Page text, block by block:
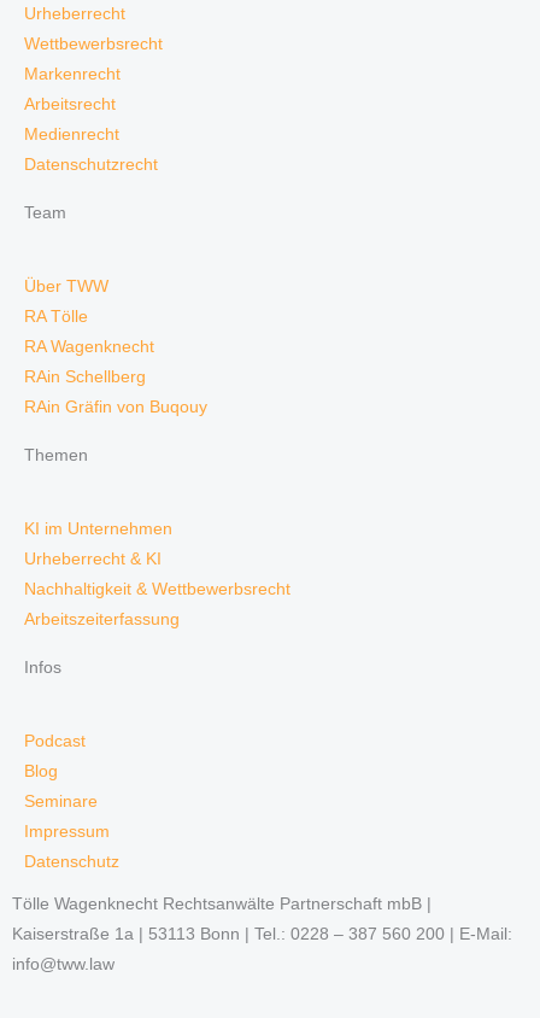
Urheberrecht
Wettbewerbsrecht
Markenrecht
Arbeitsrecht
Medienrecht
Datenschutzrecht
Team
Über TWW
RA Tölle
RA Wagenknecht
RAin Schellberg
RAin Gräfin von Buqouy
Themen
KI im Unternehmen
Urheberrecht & KI
Nachhaltigkeit & Wettbewerbsrecht
Arbeitszeiterfassung
Infos
Podcast
Blog
Seminare
Impressum
Datenschutz
Tölle Wagenknecht Rechtsanwälte Partnerschaft mbB |
Kaiserstraße 1a | 53113 Bonn | Tel.: 0228 – 387 560 200 | E-Mail:
info@tww.law